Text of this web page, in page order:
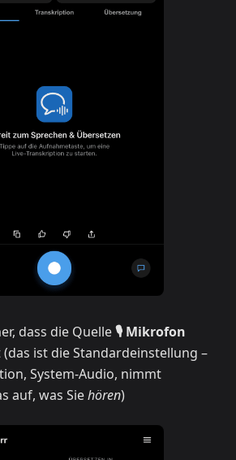
dass die Quelle🎙️ Mikrofon
ist die Standardeinstellung –
System-Audio, nimmt
auf, was Siehören)